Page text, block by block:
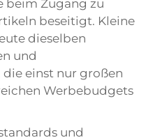
beim Zugang zu
beseitigt. Kleine
dieselben
und
einst nur großen
Werbebudgets
und